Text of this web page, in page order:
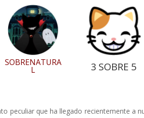
SOBRENATURA
L 3 SOBRE 5
peculiar que ha llegado recientemente a